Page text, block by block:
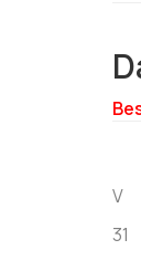
V
31